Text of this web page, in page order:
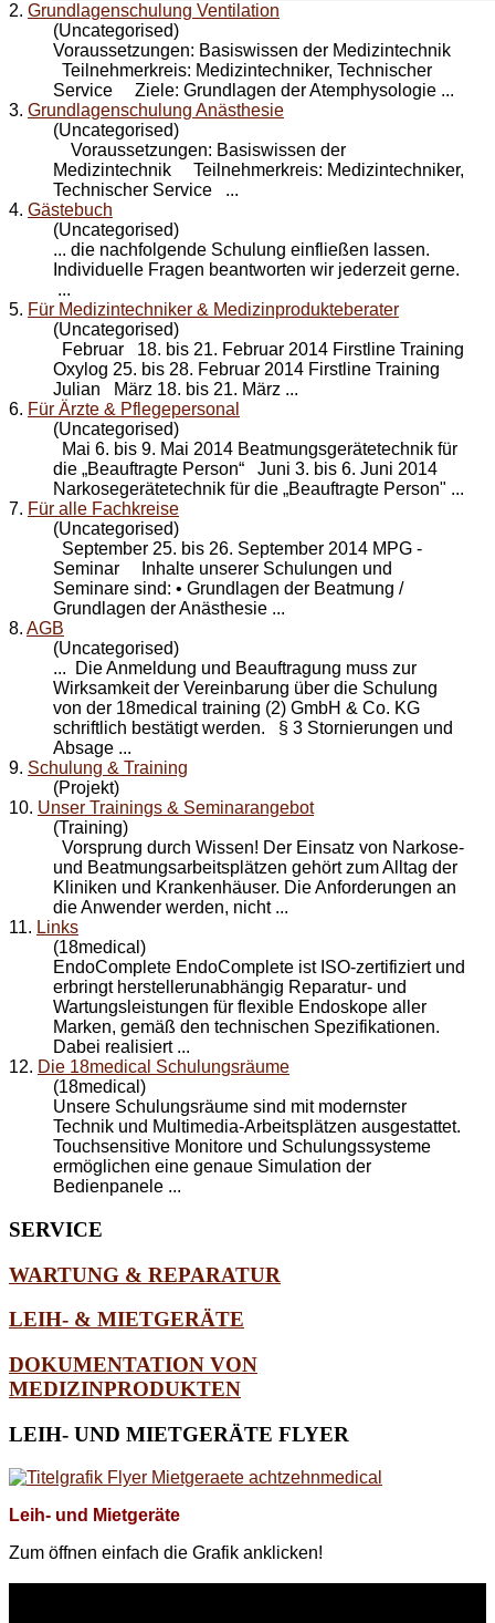
2. Grundlagenschulung Ventilation
(Uncategorised)
Voraussetzungen: Basiswissen der Medizintechnik
Teilnehmerkreis: Medizintechniker, Technischer
Service Ziele: Grundlagen der Atemphysologie ...
3. Grundlagenschulung Anästhesie
(Uncategorised)
Voraussetzungen: Basiswissen der
Medizintechnik Teilnehmerkreis: Medizintechniker,
Technischer Service ...
4. Gästebuch
(Uncategorised)
... die nachfolgende Schulung einfließen lassen.
Individuelle Fragen beantworten wir jederzeit gerne.
...
5. Für Medizintechniker & Medizinprodukteberater
(Uncategorised)
Februar 18. bis 21. Februar 2014 Firstline Training
Oxylog 25. bis 28. Februar 2014 Firstline Training
Julian März 18. bis 21. März ...
6. Für Ärzte & Pflegepersonal
(Uncategorised)
Mai 6. bis 9. Mai 2014 Beatmungsgerätetechnik für
die „Beauftragte Person“ Juni 3. bis 6. Juni 2014
Narkosegerätetechnik für die „Beauftragte Person" ...
7. Für alle Fachkreise
(Uncategorised)
September 25. bis 26. September 2014 MPG -
Seminar Inhalte unserer Schulungen und
Seminare sind: • Grundlagen der Beatmung /
Grundlagen der Anästhesie ...
8. AGB
(Uncategorised)
... Die Anmeldung und Beauftragung muss zur
Wirksamkeit der Vereinbarung über die Schulung
von der 18medical training (2) GmbH & Co. KG
schriftlich bestätigt werden. § 3 Stornierungen und
Absage ...
9. Schulung & Training
(Projekt)
10. Unser Trainings & Seminarangebot
(Training)
Vorsprung durch Wissen! Der Einsatz von Narkose-
und Beatmungsarbeitsplätzen gehört zum Alltag der
Kliniken und Krankenhäuser. Die Anforderungen an
die Anwender werden, nicht ...
11. Links
(18medical)
EndoComplete EndoComplete ist ISO-zertifiziert und
erbringt herstellerunabhängig Reparatur- und
Wartungsleistungen für flexible Endoskope aller
Marken, gemäß den technischen Spezifikationen.
Dabei realisiert ...
12. Die 18medical Schulungsräume
(18medical)
Unsere Schulungsräume sind mit modernster
Technik und Multimedia-Arbeitsplätzen ausgestattet.
Touchsensitive Monitore und Schulungssysteme
ermöglichen eine genaue Simulation der
Bedienpanele ...
SERVICE
WARTUNG & REPARATUR
LEIH- & MIETGERÄTE
DOKUMENTATION VON
MEDIZINPRODUKTEN
LEIH- UND MIETGERÄTE FLYER
Leih- und Mietgeräte
Zum öffnen einfach die Grafik anklicken!